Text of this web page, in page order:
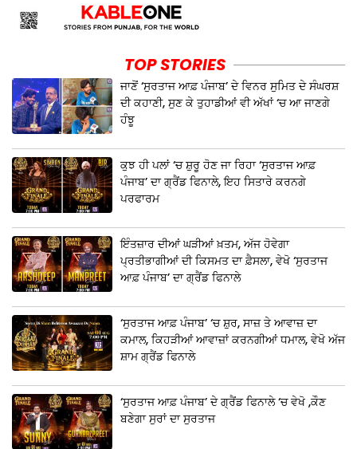
TOP STORIES
ਜਾਣੋਂ ‘ਸੁਰਤਾਜ ਆਫ਼ ਪੰਜਾਬ’ ਦੇ ਵਿਨਰ ਸੁਮਿਤ ਦੇ ਸੰਘਰਸ਼
ਦੀ ਕਹਾਣੀ, ਸੁਣ ਕੇ ਤੁਹਾਡੀਆਂ ਵੀ ਅੱਖਾਂ ‘ਚ ਆ ਜਾਣਗੇ
ਹੰਝੂ
ਕੁਝ ਹੀ ਪਲਾਂ ‘ਚ ਸ਼ੁਰੂ ਹੋਣ ਜਾ ਰਿਹਾ ‘ਸੁਰਤਾਜ ਆਫ਼
ਪੰਜਾਬ’ ਦਾ ਗ੍ਰੈਂਡ ਫਿਨਾਲੇ, ਇਹ ਸਿਤਾਰੇ ਕਰਨਗੇ
ਪਰਫਾਰਮ
ਇੰਤਜ਼ਾਰ ਦੀਆਂ ਘੜੀਆਂ ਖ਼ਤਮ, ਅੱਜ ਹੋਵੇਗਾ
ਪ੍ਰਤੀਭਾਗੀਆਂ ਦੀ ਕਿਸਮਤ ਦਾ ਫ਼ੈਸਲਾ, ਵੇਖੋ ‘ਸੁਰਤਾਜ
ਆਫ਼ ਪੰਜਾਬ’ ਦਾ ਗ੍ਰੈਂਡ ਫਿਨਾਲੇ
‘ਸੁਰਤਾਜ ਆਫ਼ ਪੰਜਾਬ’ ‘ਚ ਸ਼ੁਰ, ਸਾਜ਼ ਤੇ ਆਵਾਜ਼ ਦਾ
ਕਮਾਲ, ਕਿਹੜੀਆਂ ਆਵਾਜ਼ਾਂ ਕਰਨਗੀਆਂ ਧਮਾਲ, ਵੇਖੋ ਅੱਜ
ਸ਼ਾਮ ਗ੍ਰੈਂਡ ਫਿਨਾਲੇ
‘ਸੁਰਤਾਜ ਆਫ਼ ਪੰਜਾਬ’ ਦੇ ਗ੍ਰੈਂਡ ਫਿਨਾਲੇ ‘ਚ ਵੇਖੋ ,ਕੌਣ
ਬਣੇਗਾ ਸੁਰਾਂ ਦਾ ਸੁਰਤਾਜ